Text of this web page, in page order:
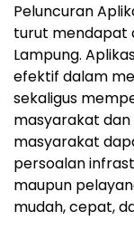
Peluncuran
turut mendapat
Lampung.
efektif dalam
sekaligus
masyarakat dan
masyarakat
persoalan
maupun
mudah, cepat,